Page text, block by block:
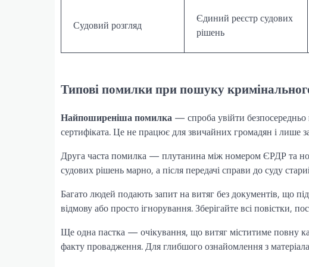
Судовий розгляд
Єдиний реєстр судових
рішень
Типові помилки при пошуку
Найпоширеніша помилка — спроба увійти безпосередньо
сертифіката. Це не працює для звичайних громадян і лише
Друга часта помилка — плутанина між номером ЄРДР та
судових рішень марно, а після передачі справи до суду
Багато людей подають запит на витяг без документів, що
відмову або просто ігнорування. Зберігайте всі
Ще одна пастка — очікування, що витяг міститиме повну
факту провадження. Для глибшого ознайомлення з